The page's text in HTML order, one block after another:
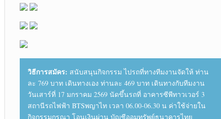
วิธีการสมัคร: สนับสนุนกิจกรรม ไปรถที่ทางทีมงานจัดให้ ท่าน
ละ 769 บาท เดินทางเอง ท่านละ 469 บาท เดินทางกับทีมงาน
วันเสาร์ที่ 17 มกราคม 2569 นัดขึ้นรถที่ อาคารซีพีทาวเวอร์ 3
สถานีรถไฟฟ้า BTSพญาไท เวลา 06.00-06.30 น ค่าใช้จ่ายใน
กิจกรรมกรุณา โอนเงินผ่าน บัญชีออมทรัพย์ธนาคารไทย